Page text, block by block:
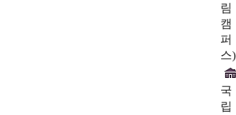
림
캠
퍼
스)
국
립